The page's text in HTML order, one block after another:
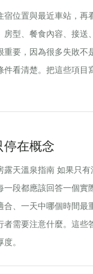
宿位置與最近車站，再
房型、餐食內容、接送
重要，因為很多失敗不
件看清楚。把這些項目
停在概念
露天溫泉指南 如果只
一段都應該回答一個實
合、一天中哪個時間最
需要注意什麼。這些
。